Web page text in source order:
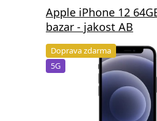
Apple iPhone 12
bazar - jakost AB
Doprava zdarma
5G